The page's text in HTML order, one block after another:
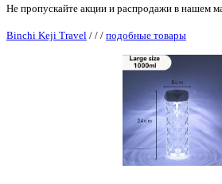
Не пропускайте акции и распродажи в нашем
Binchi Keji Travel / / / подобные товары